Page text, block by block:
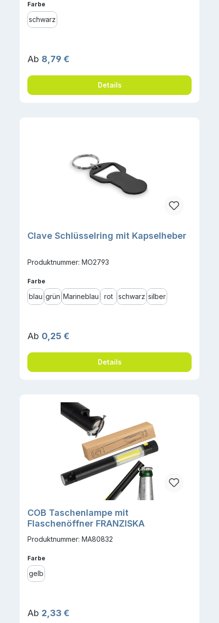
Farbe
schwarz
Regulärer Preis:
Ab 8,79 €
Details
Clave Schlüsselring mit Kapselheber
Produktnummer: MO2793
Farbe
blau grün Marineblau rot schwarz silber
Regulärer Preis:
Ab 0,25 €
Details
COB Taschenlampe mit
Flaschenöffner FRANZISKA
Produktnummer: MA80832
Farbe
gelb
Regulärer Preis:
Ab 2,33 €